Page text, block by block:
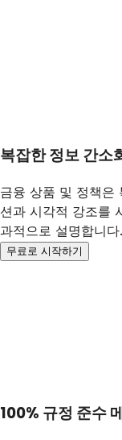
복잡한 정보 간소
금융 상품 및 정책은
션과 시각적 강조를
과적으로 설명합니다.
무료로 시작하기
100% 규정 준수